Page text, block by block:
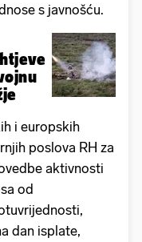
s javnošću.
i europskih
poslova RH za
aktivnosti
od
dan isplate,